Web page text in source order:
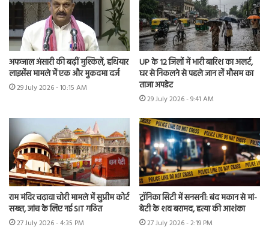
अफजाल अंसारी की बढ़ीं मुश्किलें, हथियार
लाइसेंस मामले में एक और मुकदमा दर्ज
29 July 2026 - 10:15 AM
UP के 12 जिलों में भारी बारिश का अलर्ट,
घर से निकलने से पहले जान लें मौसम का
ताजा अपडेट
29 July 2026 - 9:41 AM
राम मंदिर चढ़ावा चोरी मामले में सुप्रीम कोर्ट
सख्त, जांच के लिए नई SIT गठित
27 July 2026 - 4:35 PM
ट्रॉनिका सिटी में सनसनी: बंद मकान से मां-
बेटी के शव बरामद, हत्या की आशंका
27 July 2026 - 2:19 PM